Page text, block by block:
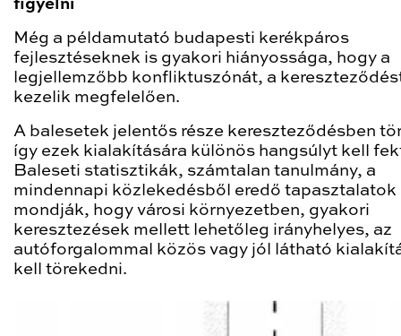
figyelni
Még a példamutató budapesti kerékpáros
fejlesztéseknek is gyakori hiányossága, hogy a
legjellemzőbb konfliktuszónát, a
kezelik megfelelően.
A balesetek jelentős része kereszteződésben
így ezek kialakítására különös hangsúlyt kell
Baleseti statisztikák, számtalan tanulmány, a
mindennapi közlekedésből eredő tapasztalatok
mondják, hogy városi környezetben, gyakori
keresztezések mellett lehetőleg irányhelyes, az
autóforgalommal közös vagy jól látható
kell törekedni.